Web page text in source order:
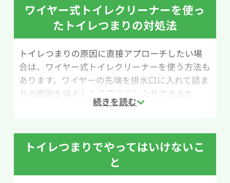
ワイヤー式トイレクリーナーを使っ
たトイレつまりの対処法
トイレつまりの原因に直接アプローチしたい場
合は、ワイヤー式トイレクリーナーを使う方法も
あります。ワイヤーの先端を排水口に入れて詰ま
りの原因をほぐしたり取り出したりできるた
め、ラバーカップ（すっぽん）で改善しない場合
やネットショップでも比較的手軽に購入できま
す。
ただし、ワイヤー式トイレクリーナーは本来排水
トイレつまりでやってはいけないこ
と